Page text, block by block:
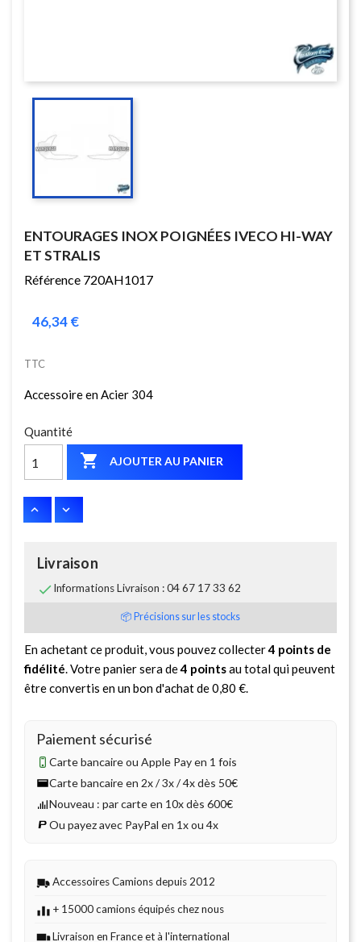
ENTOURAGES INOX POIGNÉES IVECO HI-WAY
ET STRALIS
Référence 720AH1017
46,34 €
TTC
Accessoire en Acier 304
Quantité
 AJOUTER AU PANIER
Livraison
Informations Livraison : 04 67 17 33 62
📦 Précisions sur les stocks
En achetant ce produit, vous pouvez collecter4 points de
fidélité. Votre panier sera de4 pointsau total qui peuvent
être convertis en un bon d'achat de0,80 €.
Paiement sécurisé
Carte bancaire ou Apple Pay en 1 fois
Carte bancaire en 2x / 3x / 4x dès 50€
Nouveau : par carte en 10x dès 600€
Ou payez avec PayPal en 1x ou 4x
Accessoires Camions depuis 2012
+ 15000 camions équipés chez nous
Livraison en France et à l'international